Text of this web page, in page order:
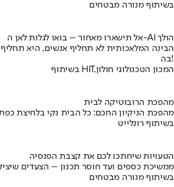
בשיתוף מנורה מבטחים
אל תישארו מאחור – בואו לגלות לאן ה-AI הולך
הבינה המלאכותית לא תחליף אנשים, היא
בה!
בשיתוף HIT,המכון הטכנולוגי חולון
מהפכת הרובוטיקה לבית
מהפכת הניקיון החכם: כל הבית נקי בלחיצת
בשיתוף רונלייט
הטעויות שיחתכו לכם את קצבת הפנסיה
ממשיכת כספים ועד חוסר תכנון – הצעדים
בשיתוף מנורה מבטחים